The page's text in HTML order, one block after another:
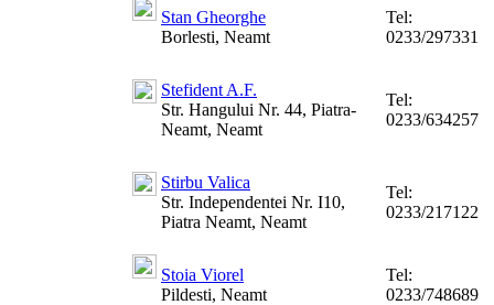
Stan Gheorghe
Borlesti, Neamt
Tel:
0233/297331
Stefident A.F.
Str. Hangului Nr. 44, Piatra-
Neamt, Neamt
Tel:
0233/634257
Stirbu Valica
Str. Independentei Nr. I10,
Piatra Neamt, Neamt
Tel:
0233/217122
Stoia Viorel
Pildesti, Neamt
Tel:
0233/748689